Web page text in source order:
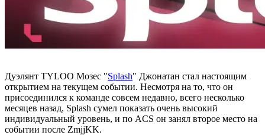
Дуэлянт TYLOO Мозес "Splash" Джонатан стал настоящим
открытием на текущем событии. Несмотря на то, что он
присоединился к команде совсем недавно, всего несколько
месяцев назад, Splash сумел показать очень высокий
индивидуальный уровень, и по ACS он занял второе место на
событии после ZmjjKK.